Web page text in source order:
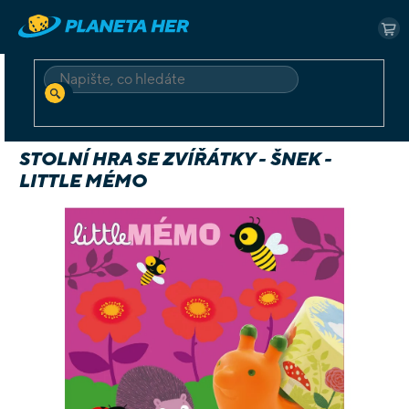
obsah
HLEDAT
STOLNÍ HRA SE ZVÍŘÁTKY - ŠNEK -
LITTLE MÉMO